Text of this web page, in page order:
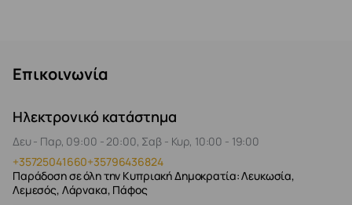
Επικοινωνία
Ηλεκτρονικό κατάστημα
Δευ - Παρ, 09:00 - 20:00, Σαβ - Κυρ, 10:00 - 19:00
+35725041660+35796436824
Παράδοση σε όλη την Κυπριακή Δημοκρατία: Λευκωσία,
Λεμεσός, Λάρνακα, Πάφος